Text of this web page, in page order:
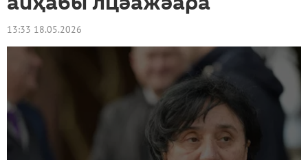
13:33 18.05.2026